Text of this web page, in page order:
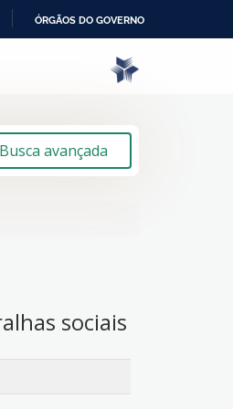
ÓRGÃOS DO GOVERNO
Busca avançada
sociais